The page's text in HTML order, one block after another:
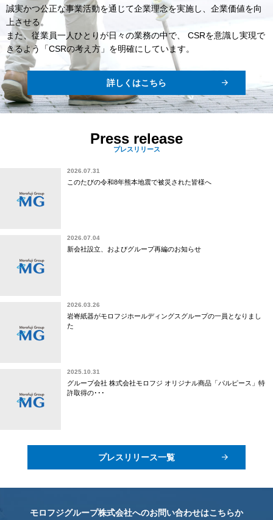
誠実かつ公正な事業活動を通じて企業理念を実施し、企業価値を向
上させる。
また、従業員一人ひとりが日々の業務の中で、
CSRを意識し実現で
きるよう「CSRの考え方」を明確にしています。
詳しくはこちら
Press release
プレスリリース
2026.07.31
このたびの令和8年熊本地震で被災された皆様へ
2026.07.04
新会社設立、およびグループ再編のお知らせ
2026.03.26
岩㟢紙器がモロフジホールディングスグループの一員となりまし
た
2025.10.31
グループ会社 株式会社モロフジ オリジナル商品「パルピース」特
許取得の･･･
プレスリリース一覧
モロフジグループ株式会社へのお問い合わせはこちらか